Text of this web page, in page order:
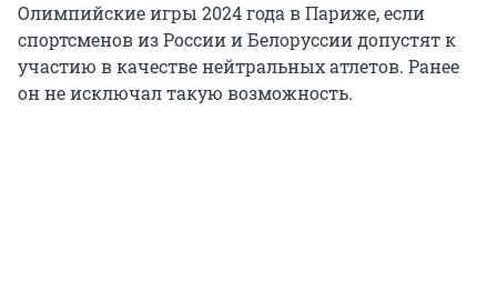
Олимпийские игры 2024 года в Париже, если
спортсменов из России и Белоруссии допустят к
участию в качестве нейтральных атлетов. Ранее
он не исключал такую возможность.